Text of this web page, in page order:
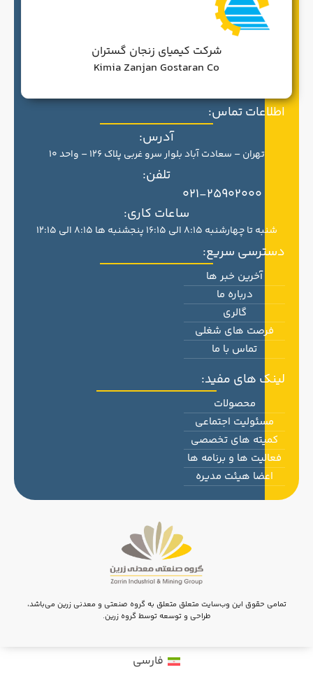
اطلاعات تماس:
آدرس:
تهران – سعادت آباد بلوار سرو غربی پلاک 126 – واحد 10
تلفن:
021-25902000
ساعات کاری:
شنبه تا چهارشنبه 8:15 الی 16:15 پنجشنبه ها 8:15 الی 12:15
دسترسی سریع:
آخرین خبر ها
درباره ما
گالری
فرصت های شغلی
تماس با ما
لینک های مفید:
محصولات
مسئولیت اجتماعی
کمیته های تخصصی
فعالیت ها و برنامه ها
اعضا هیئت مدیره
شرکت کیمیای زنجان گستران
Kimia Zanjan Gostaran Co
تمامی حقوق این وب‌سایت متعلق متعلق به گروه صنعتی و معدنی زرین می‌باشد،
طراحی و توسعه توسط گروه زرین.
فارسی